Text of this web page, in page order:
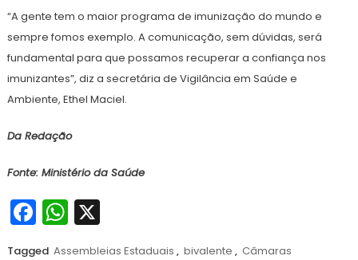
“A gente tem o maior programa de imunização do mundo e
sempre fomos exemplo. A comunicação, sem dúvidas, será
fundamental para que possamos recuperar a confiança nos
imunizantes”, diz a secretária de Vigilância em Saúde e
Ambiente, Ethel Maciel.
Da Redação
Fonte: Ministério da Saúde
Facebook
WhatsApp
X
Tagged Assembleias Estaduais , bivalente , Câmaras